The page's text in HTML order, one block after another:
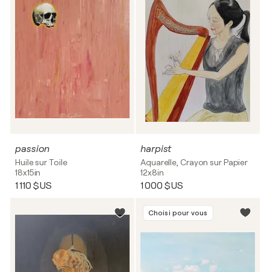
passion
Huile sur Toile
18x15in
1 110 $US
harpist
Aquarelle, Crayon sur Papier
12x8in
1 000 $US
Choisi pour vous